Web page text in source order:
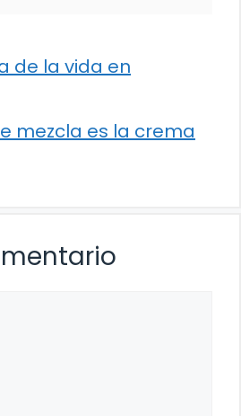
de la vida en
mezcla es la crema